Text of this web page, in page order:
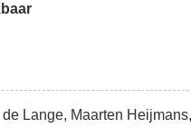
Lange, Maarten Heijmans,